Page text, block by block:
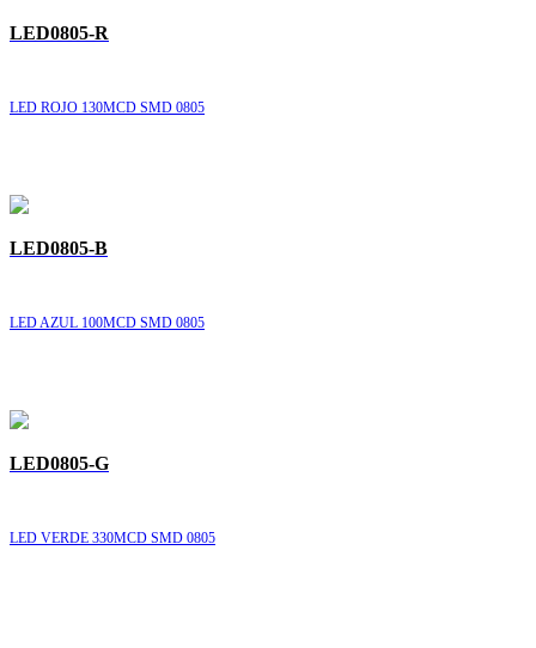
LED0805-R
LED ROJO 130MCD SMD 0805
LED0805-B
LED AZUL 100MCD SMD 0805
LED0805-G
LED VERDE 330MCD SMD 0805